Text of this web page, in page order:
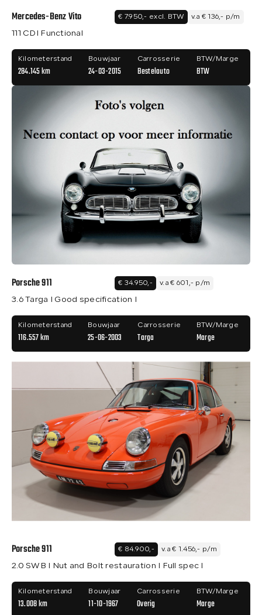
Mercedes-Benz Vito € 7.950,- excl. BTW v.a € 136,- p/m
111 CDI Functional
Kilometerstand
284.145 km
Bouwjaar
24-03-2015
Carrosserie
Bestelauto
BTW/Marge
BTW
Porsche 911 € 34.950,- v.a € 601,- p/m
3.6 Targa I Good specification I
Kilometerstand
116.557 km
Bouwjaar
25-06-2003
Carrosserie
Targa
BTW/Marge
Marge
Porsche 911 € 84.900,- v.a € 1.456,- p/m
2.0 SWB I Nut and Bolt restauration I Full spec I
Kilometerstand
13.008 km
Bouwjaar
11-10-1967
Carrosserie
Overig
BTW/Marge
Marge